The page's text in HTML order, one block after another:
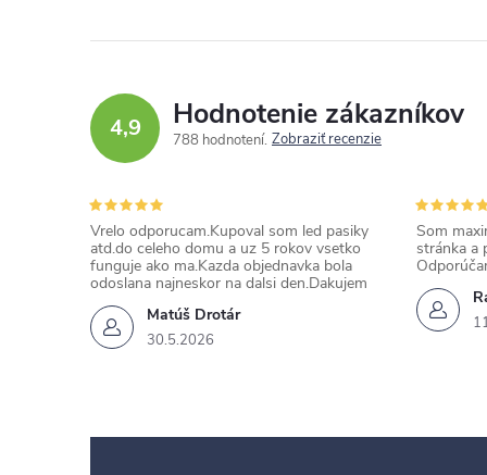
4,9 Hodnotenie zákazníkov
788 hodnotení Zobraziť recenzie
Matúš Drotár
30.5.2026
Vrelo odporucam.Kupoval som led pasiky
atd.do celeho domu a uz 5 rokov vsetko
funguje ako ma.Kazda objednavka bola
odoslana najneskor na dalsi den.Dakujem
Som
stránka a